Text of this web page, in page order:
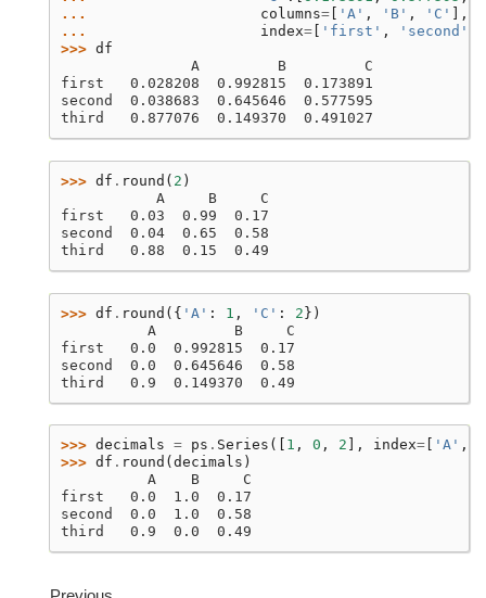
...
columns= 'A' , 'B' , 'C'
],
...
index= 'first' , 'second'
>>> df
               A         B         C
first   0.028208  0.992815  0.173891
second  0.038683  0.645646  0.577595
third   0.877076  0.149370  0.491027
>>> df . round ( 2 )
           A     B     C
first   0.03  0.99  0.17
second  0.04  0.65  0.58
third   0.88  0.15  0.49
>>> df . round ({ 'A' : 1 , 'C' : 2})
          A         B     C
first   0.0  0.992815  0.17
second  0.0  0.645646  0.58
third   0.9  0.149370  0.49
>>> decimals = ps . Series ([ 1 , 0 , 2 ], index= 'A' ,
>>> df . round ( decimals )
          A    B     C
first   0.0  1.0  0.17
second  0.0  1.0  0.58
third   0.9  0.0  0.49